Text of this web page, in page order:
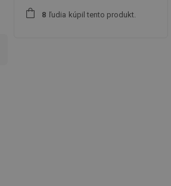
8 ľudia kúpil tento produkt.